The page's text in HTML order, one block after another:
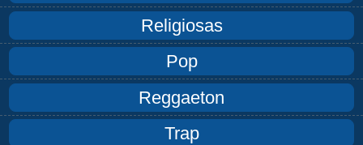
Religiosas
Pop
Reggaeton
Trap